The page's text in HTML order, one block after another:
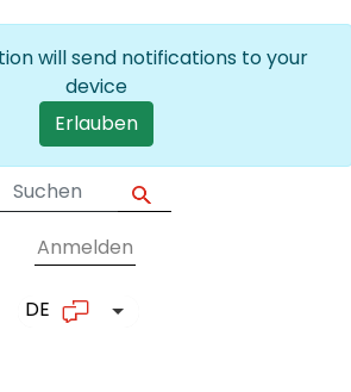
User account
Anmelden
DE List additional actions
will send notifications to your
device
Erlauben